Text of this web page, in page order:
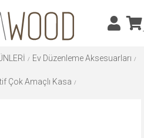
Ev Düzenleme Aksesuarları
Çok Amaçlı Kasa